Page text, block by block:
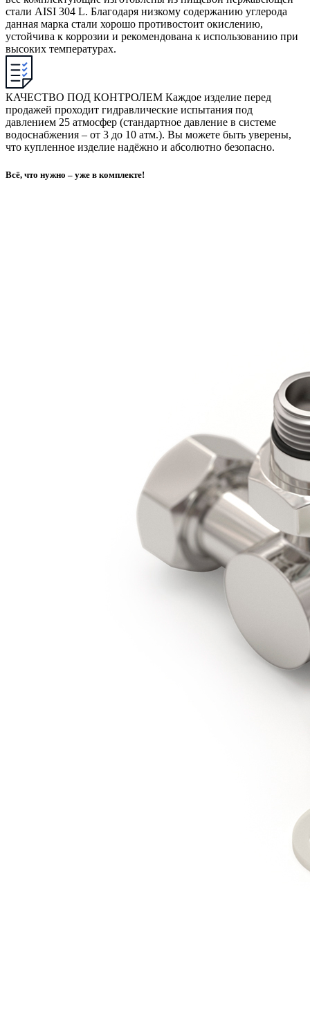
стали AISI 304 L. Благодаря низкому содержанию углерода
данная марка стали хорошо противостоит окислению,
устойчива к коррозии и рекомендована к использованию при
высоких температурах.
КАЧЕСТВО ПОД КОНТРОЛЕМ Каждое изделие перед
продажей проходит гидравлические испытания под
давлением 25 атмосфер (стандартное давление в системе
водоснабжения – от 3 до 10 атм.). Вы можете быть уверены,
что купленное изделие надёжно и абсолютно безопасно.
Всё, что нужно – уже в комплекте!